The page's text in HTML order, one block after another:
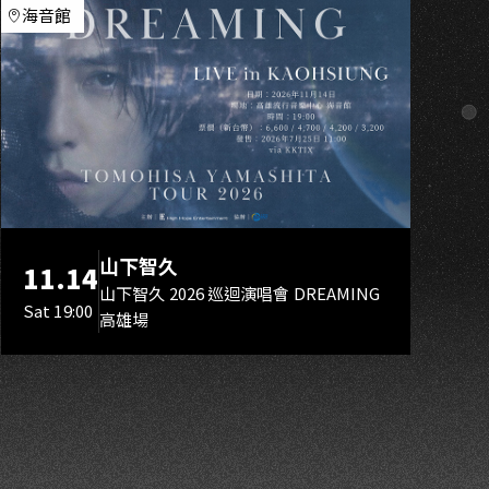
海音館
11.14
Sat 19:00
山下智久
山下智久 2026 巡迴演唱會 DREAMING
高雄場